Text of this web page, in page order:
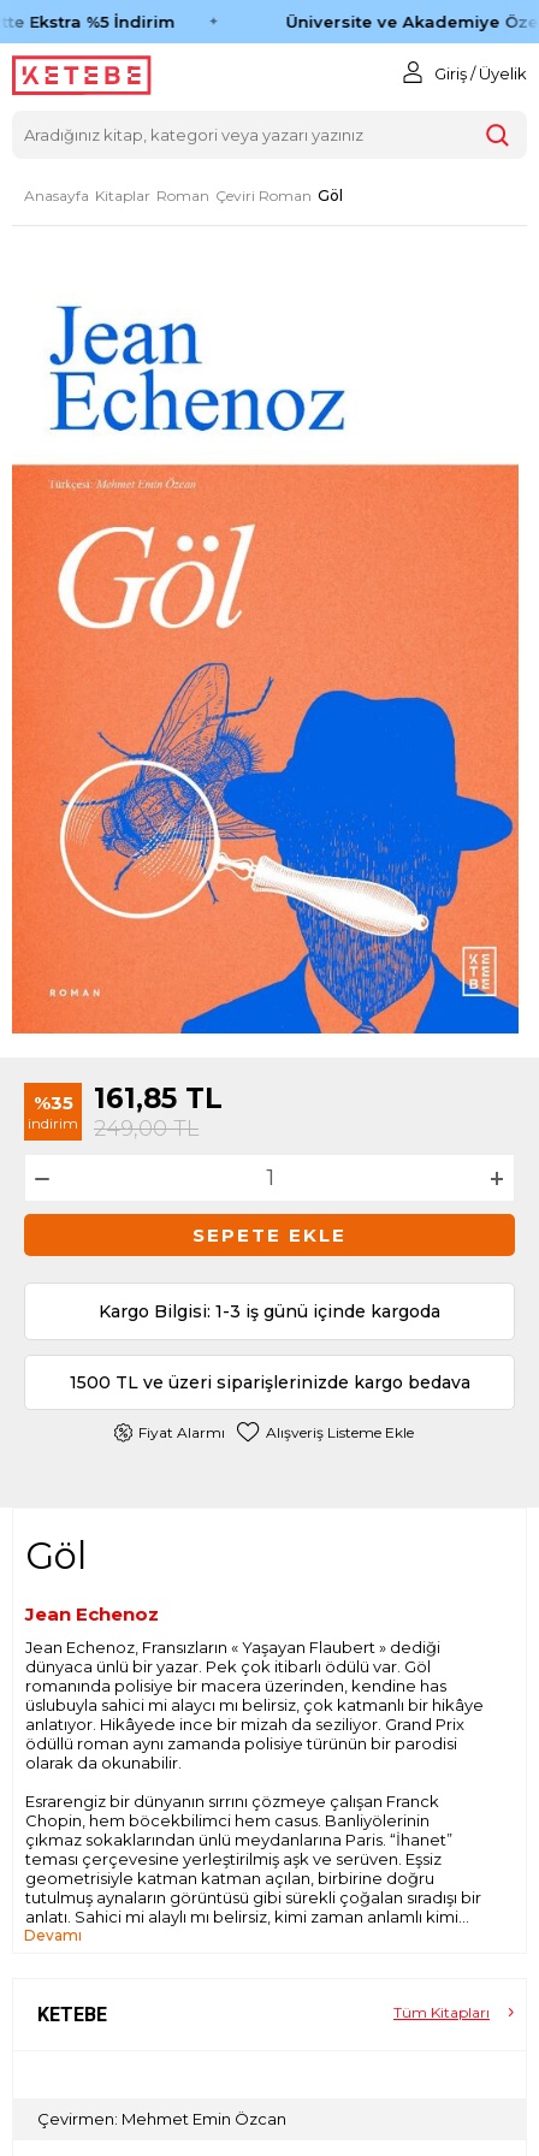
Ekstra %5 İndirim Üniversite ve Akademiye Özel
Giriş / Üyelik
Anasayfa Kitaplar Roman Çeviri Roman Göl
%35
indirim
161,85 TL
249,00TL
SEPETE EKLE
Kargo Bilgisi: 1-3 iş günü içinde kargoda
1500 TL ve üzeri siparişlerinizde kargo bedava
Fiyat Alarmı Alışveriş Listeme Ekle
Göl
Jean Echenoz
Jean Echenoz, Fransızların « Yaşayan Flaubert » dediği
dünyaca ünlü bir yazar. Pek çok itibarlı ödülü var. Göl
romanında polisiye bir macera üzerinden, kendine has
üslubuyla sahici mi alaycı mı belirsiz, çok katmanlı bir hikâye
anlatıyor. Hikâyede ince bir mizah da seziliyor. Grand Prix
ödüllü roman aynı zamanda polisiye türünün bir parodisi
olarak da okunabilir.
Esrarengiz bir dünyanın sırrını çözmeye çalışan Franck
Chopin, hem böcekbilimci hem casus. Banliyölerinin
çıkmaz sokaklarından ünlü meydanlarına Paris. “İhanet”
teması çerçevesine yerleştirilmiş aşk ve serüven. Eşsiz
geometrisiyle katman katman açılan, birbirine doğru
tutulmuş aynaların görüntüsü gibi sürekli çoğalan sıradışı bir
anlatı. Sahici mi alaylı mı belirsiz, kimi zaman anlamlı kimi
zaman yersiz, ama illaki ironik bir macera. Hem polisiye hem
Devamı
KETEBE Tüm Kitapları
Çevirmen: Mehmet Emin Özcan